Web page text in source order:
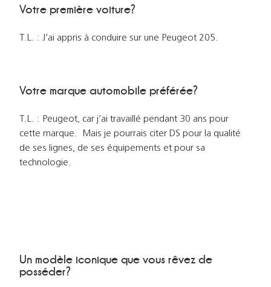
Votre première voiture?
T.L. : J’ai appris à conduire sur une Peugeot 205.
Votre marque automobile préférée?
T.L. : Peugeot, car j’ai travaillé pendant 30 ans pour
cette marque. Mais je pourrais citer DS pour la qualité
de ses lignes, de ses équipements et pour sa
technologie.
Un modèle iconique que vous rêvez de
posséder?